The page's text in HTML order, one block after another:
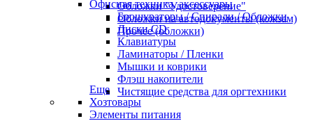
Обложки "Удостоверение"
Обложки на автодокументы (кожзам)
Прочее (обложки)
Офисная техника, аксессуары
Брошураторы / Спирали / Обложки
Диски CD
Клавиатуры
Ламинаторы / Пленки
Мышки и коврики
Флэш накопители
Чистящие средства для оргтехники
Еще
Хозтовары
Элементы питания